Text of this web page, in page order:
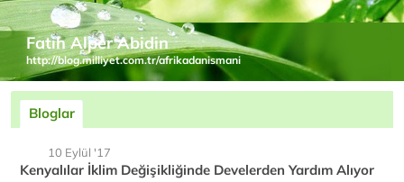
Fatih Alper Abidin
http://blog.milliyet.com.tr/afrikadanismani
Bloglar
10 Eylül '17
Kenyalılar İklim Değişikliğinde Develerden Yardım Alıyor